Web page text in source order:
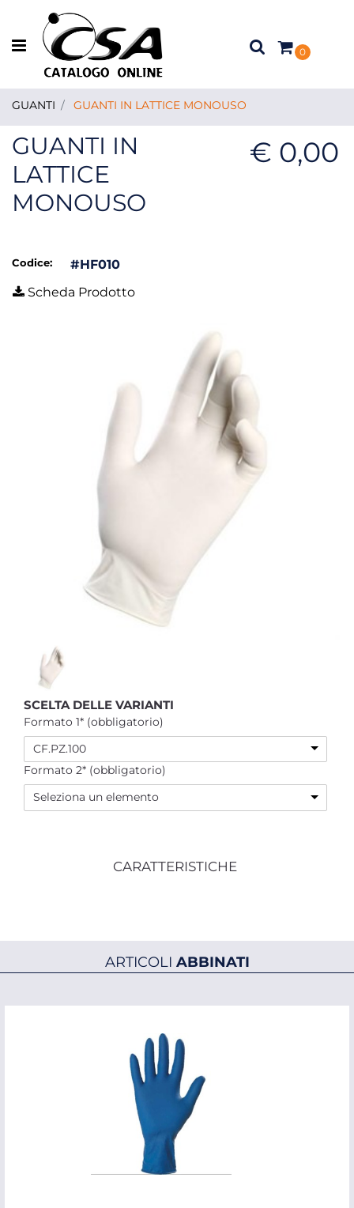
Open menu
0
GUANTI GUANTI IN LATTICE MONOUSO
GUANTI IN
LATTICE
MONOUSO
€ 0,00
Codice:
#HF010
Scheda Prodotto
SCELTA DELLE VARIANTI
Formato 1* (obbligatorio)
CF.PZ.100
Formato 2* (obbligatorio)
Seleziona un elemento
CARATTERISTICHE
ARTICOLI ABBINATI